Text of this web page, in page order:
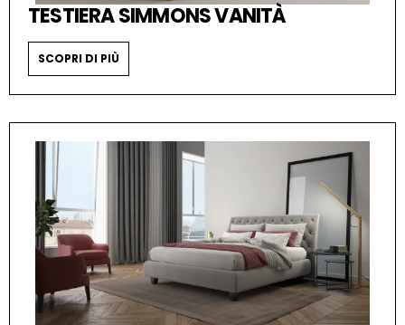
TESTIERA SIMMONS VANITÀ
SCOPRI DI PIÙ